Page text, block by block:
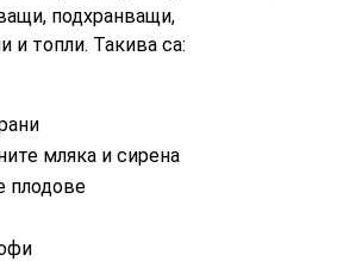
подхранващи,
и топли. Такива са:
мляка и сирена
плодове